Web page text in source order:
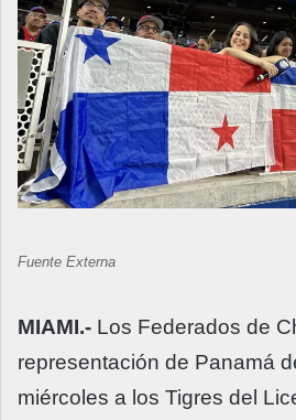
Fuente Externa
MIAMI.- Los Federados de
representación de Panamá
miércoles a los Tigres del